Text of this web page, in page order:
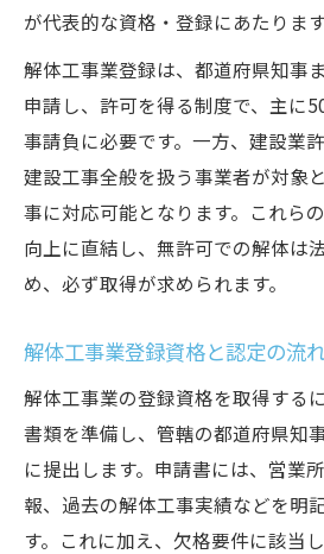
が代表的な資格・登録にあたります
解体工事業登録は、都道府県知事
申請し、許可を得る制度で、主に
事請負に必要です。一方、建設業
建設工事全般を扱う事業者が対象
事に対応可能となります。これら
向上に直結し、無許可での解体は
め、必ず取得が求められます。
解体工事業登録資格と認定の流
解体工事業の登録資格を取得する
書類を準備し、管轄の都道府県知
に提出します。申請書には、営業
報、過去の解体工事実績などを明
す。これに加え、欠格要件に該当